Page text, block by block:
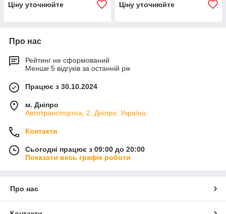
Ціну уточнюйте Ціну уточнюйте
Про нас
Рейтинг не сформований
Менше 5 відгуків за останній рік
Працює з 30.10.2024
м. Дніпро
Автотранспортна, 2, Дніпро, Україна
Контакти
Сьогодні працює з 09:00 до 20:00
Показати весь графік роботи
Про нас